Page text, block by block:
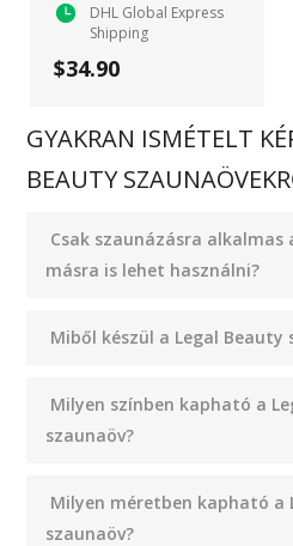
DHL Global Express
Shipping
$34.90
GYAKRAN ISMÉTELT
BEAUTY
Csak szaunázásra alkalmas
másra is lehet használni?
Miből készül a Legal Beauty
Milyen színben kapható a
szaunaöv?
Milyen méretben kapható a
szaunaöv?